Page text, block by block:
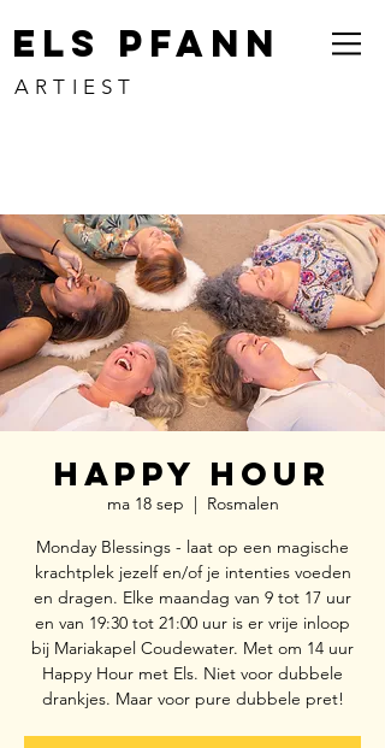
ELS PFANN
ARTIEST
Happy Hour
ma 18 sep
  |
Rosmalen
Monday Blessings - laat op een magische
krachtplek jezelf en/of je intenties voeden
en dragen. Elke maandag van 9 tot 17 uur
en van 19:30 tot 21:00 uur is er vrije inloop
bij Mariakapel Coudewater. Met om 14 uur
Happy Hour met Els. Niet voor dubbele
drankjes. Maar voor pure dubbele pret!